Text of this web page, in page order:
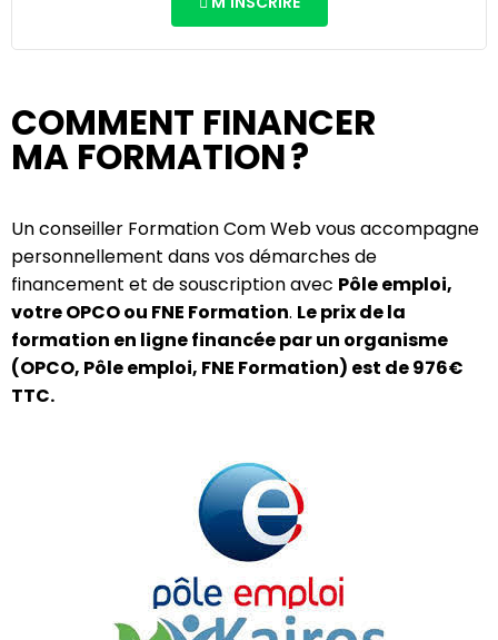
COMMENT FINANCER
MA FORMATION ?
Un conseiller Formation Com Web vous accompagne
personnellement dans vos démarches de
financement et de souscription avec Pôle emploi,
votre OPCO ou FNE Formation. Le prix de la
formation en ligne financée par un organisme
(OPCO, Pôle emploi, FNE Formation) est de 976€
TTC.